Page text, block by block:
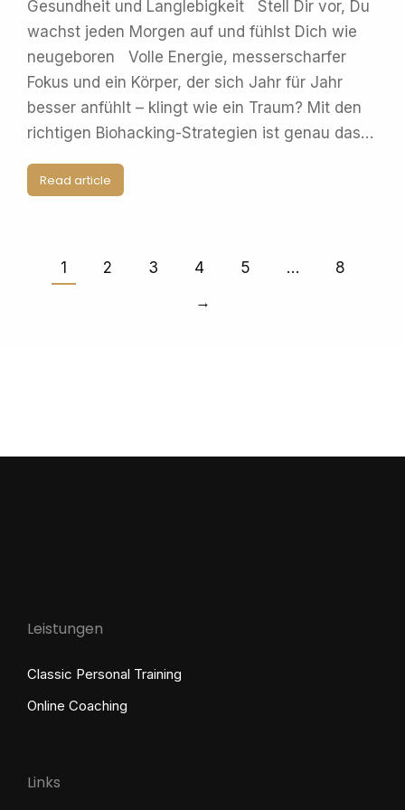
Gesundheit und Langlebigkeit Stell Dir vor, Du
wachst jeden Morgen auf und fühlst Dich wie
neugeboren Volle Energie, messerscharfer
Fokus und ein Körper, der sich Jahr für Jahr
besser anfühlt – klingt wie ein Traum? Mit den
richtigen Biohacking-Strategien ist genau das…
Read article
1 2 3 4 5 …
8
→
Leistungen
Classic Personal Training
Online Coaching
Links